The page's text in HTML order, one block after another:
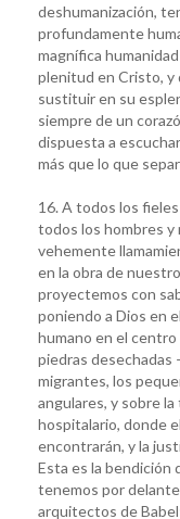
deshumanización,
profundamente
magnífica
plenitud en Cristo, y
sustituir en su
siempre de un
dispuesta a
más que lo que
16. A todos los
todos los hombres y
vehemente
en la obra de
proyectemos con
poniendo a Dios en
humano en el
piedras desechadas
migrantes, los
angulares, y sobre
hospitalario, donde
encontrarán, y la
Esta es la bendición
tenemos por
arquitectos de